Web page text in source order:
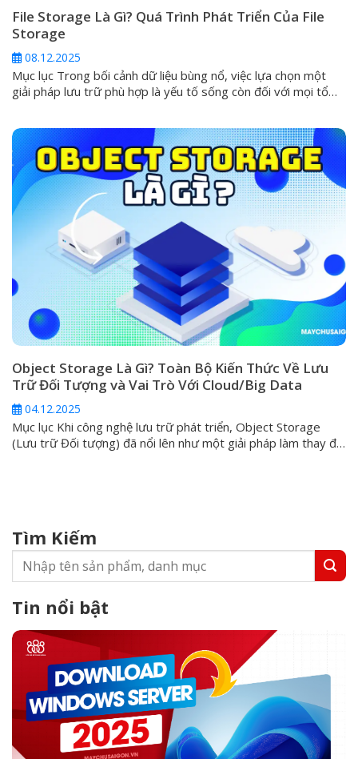
File Storage Là Gì? Quá Trình Phát Triển Của File
Storage
08.12.2025
Mục lục Trong bối cảnh dữ liệu bùng nổ, việc lựa chọn một
giải pháp lưu trữ phù hợp là yếu tố sống còn đối với mọi tổ
Tuy nhiên,...
Object Storage Là Gì? Toàn Bộ Kiến Thức Về Lưu
Trữ Đối Tượng và Vai Trò Với Cloud/Big Data
04.12.2025
Mục lục Khi công nghệ lưu trữ phát triển, Object Storage
(Lưu trữ Đối tượng) đã nổi lên như một giải pháp làm thay đổi
Tìm Kiếm
Tin nổi bật